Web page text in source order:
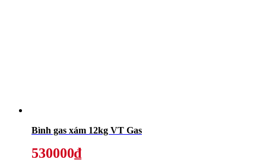
Bình gas xám 12kg VT Gas
530000₫